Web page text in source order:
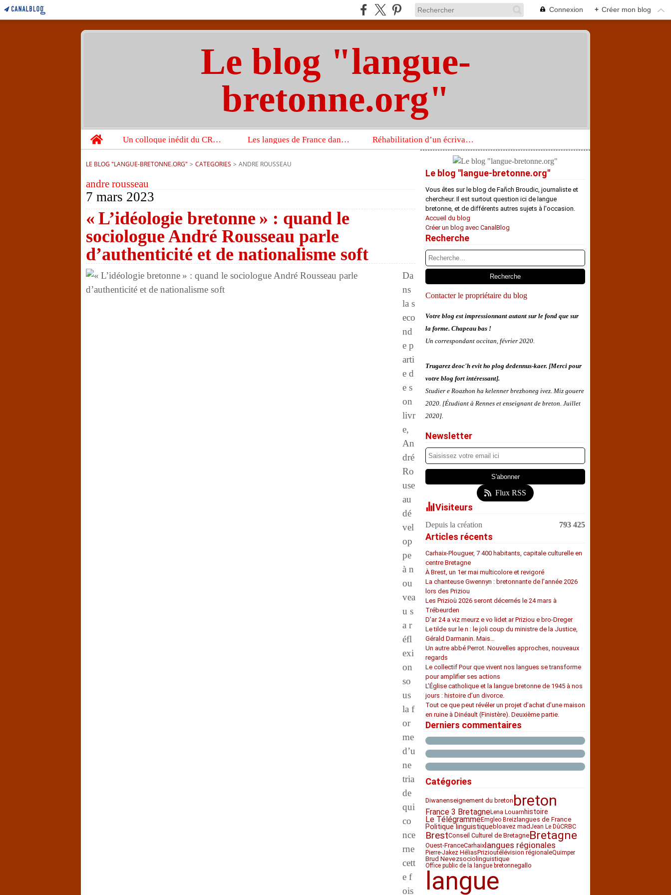
Connexion + Créer mon blog
Le blog "langue-
bretonne.org"
Home
Un colloque inédit du CRBC sur les victimes de l’année 1944 Les langues de France dans un imposant ouvrage sur la langue française que publient les Presses universitaires d’Oxford Réhabilitation d’un écrivain de langue bretonne aujourd’hui mal connu et méconnu
LE BLOG "LANGUE-BRETONNE.ORG" > CATEGORIES > ANDRE ROUSSEAU
andre rousseau
7 mars 2023
« L’idéologie bretonne » : quand le
sociologue André Rousseau parle
d’authenticité et de nationalisme soft
Da
ns
la s
eco
nd
e p
arti
e d
e s
on
livr
e,
An
dré
Ro
use
au
dé
vel
op
pe
à n
ou
vea
u s
a r
éfl
exi
on
so
us
la f
or
me
d’u
ne
tria
de
qui
co
nce
rne
cett
e f
ois
Le blog "langue-bretonne.org"
Vous êtes sur le blog de Fañch Broudic, journaliste et
chercheur. Il est surtout question ici de langue
bretonne, et de différents autres sujets à l'occasion.
Accueil du blog
Créer un blog avec CanalBlog
Recherche
Contacter le propriétaire du blog
Votre blog est impressionnant autant sur le fond que sur
la forme. Chapeau bas !
Un correspondant occitan, février 2020.
Trugarez deoc'h evit ho plog dedennus-kaer. [Merci pour
votre blog fort intéressant].
Studier e Roazhon ha kelenner brezhoneg ivez. Miz gouere
2020. [Étudiant à Rennes et enseignant de breton. Juillet
2020].
Newsletter
Flux RSS
Visiteurs
Depuis la création 793 425
Articles récents
Carhaix-Plouguer, 7 400 habitants, capitale culturelle en
centre Bretagne
À Brest, un 1er mai multicolore et revigoré
La chanteuse Gwennyn : bretonnante de l’année 2026
lors des Priziou
Les Prizioù 2026 seront décernés le 24 mars à
Trébeurden
D’ar 24 a viz meurz e vo lidet ar Priziou e bro-Dreger
Le tilde sur le n : le joli coup du ministre de la Justice,
Gérald Darmanin. Mais…
Un autre abbé Perrot. Nouvelles approches, nouveaux
regards
Le collectif Pour que vivent nos langues se transforme
pour amplifier ses actions
L’Église catholique et la langue bretonne de 1945 à nos
jours : histoire d’un divorce.
Tout ce que peut révéler un projet d’achat d’une maison
en ruine à Dinéault (Finistère). Deuxième partie.
Derniers commentaires
Catégories
Diwanenseignement du breton breton
France 3 BretagneLena Louarn histoire
Le TélégrammeEmgleo Breiz langues de France
Politique linguistique bloavez mad Jean Le DûCRBC
BrestConseil Culturel de BretagneBretagne
Ouest-FranceCarhaixlangues régionales
Pierre-Jakez HéliasPrizioutélévision régionaleQuimper
Brud Nevezsociolinguistique
Office public de la langue bretonnegallo
langue